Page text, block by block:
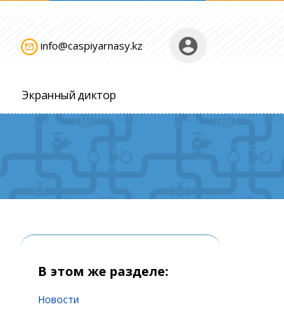
account_circle
mail_outline info@caspiyarnasy.kz
Экранный диктор
В этом же разделе:
Новости